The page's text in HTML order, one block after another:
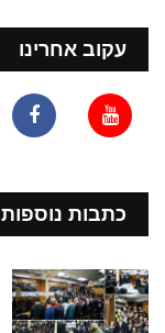
עקוב אחרינו
כתבות נוספות